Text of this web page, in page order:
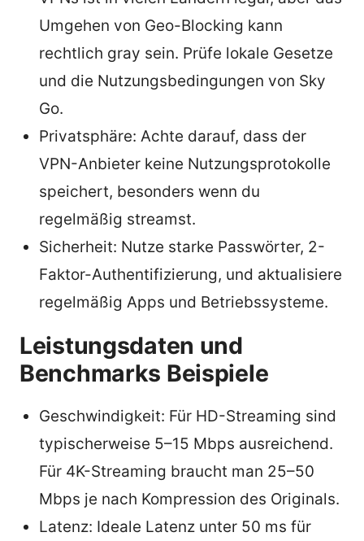
Umgehen von Geo-Blocking kann
rechtlich gray sein. Prüfe lokale Gesetze
und die Nutzungsbedingungen von Sky
Go.
Privatsphäre: Achte darauf, dass der
VPN-Anbieter keine Nutzungsprotokolle
speichert, besonders wenn du
regelmäßig streamst.
Sicherheit: Nutze starke Passwörter, 2-
Faktor-Authentifizierung, und aktualisiere
regelmäßig Apps und Betriebssysteme.
Leistungsdaten und
Benchmarks Beispiele
Geschwindigkeit: Für HD-Streaming sind
typischerweise 5–15 Mbps ausreichend.
Für 4K-Streaming braucht man 25–50
Mbps je nach Kompression des Originals.
Latenz: Ideale Latenz unter 50 ms für